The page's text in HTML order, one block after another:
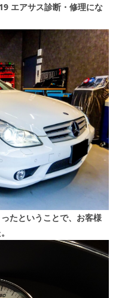
エアサス診断・修理にな
たということで、お客様